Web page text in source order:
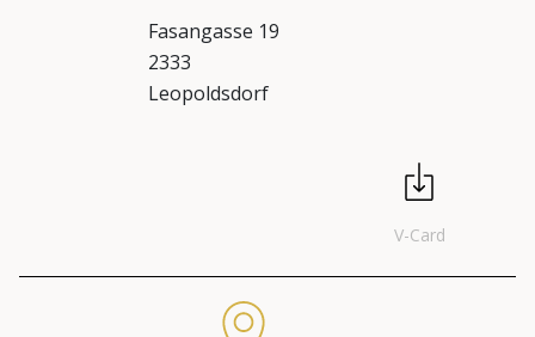
Fasangasse 19
2333
Leopoldsdorf
V-Card